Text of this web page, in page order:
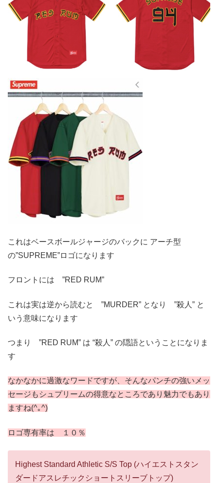
これはベースボールジャージのバックに アーチ型
の”SUPREME”ロゴになります
フロントには ”RED RUM”
これは実は逆から読むと ”MURDER” となり ”殺人” と
いう意味になります
つまり ”RED RUM” は “殺人” の隠語ということになりま
す
なかなかに過激なワードですが、そんなパンチの強いメッ
セージもシュプリームの得意なところであり魅力でもあり
ますね(^｡^)
ロゴ専有率は １０％
Highest Standard Athletic S/S Top (ハイエストスタン
ダードアスレチックショートスリーブトップ)